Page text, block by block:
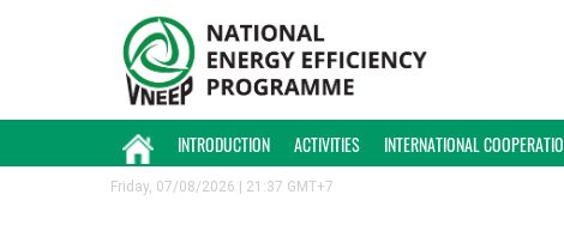
INTRODUCTION ACTIVITIES INTERNATIONAL
Friday, 07/08/2026 | 21:37 GMT+7